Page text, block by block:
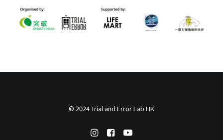
© 2024 Trial and Error Lab HK